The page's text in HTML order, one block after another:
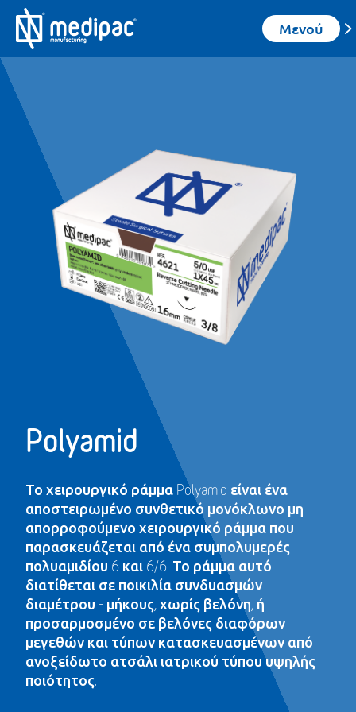
Μενού
Polyamid
Το χειρουργικό ράμμα Polyamid είναι ένα
αποστειρωμένο συνθετικό μονόκλωνο μη
απορροφούμενο χειρουργικό ράμμα που
παρασκευάζεται από ένα συμπολυμερές
πολυαμιδίου 6 και 6/6. Το ράμμα αυτό
διατίθεται σε ποικιλία συνδυασμών
διαμέτρου - μήκους, χωρίς βελόνη, ή
προσαρμοσμένο σε βελόνες διαφόρων
μεγεθών και τύπων κατασκευασμένων από
ανοξείδωτο ατσάλι ιατρικού τύπου υψηλής
ποιότητος.